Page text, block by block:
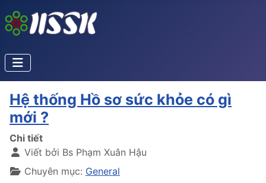
Hệ thống Hồ sơ sức khỏe có gì
mới ?
Chi tiết
Viết bởi Bs Phạm Xuân Hậu
Chuyên mục: General